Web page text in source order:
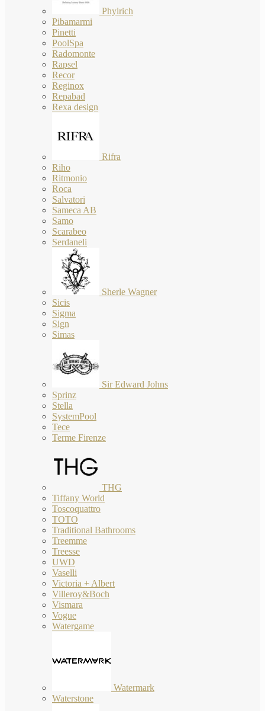
Phylrich
Pibamarmi
Pinetti
PoolSpa
Radomonte
Rapsel
Recor
Reginox
Repabad
Rexa design
Rifra
Riho
Ritmonio
Roca
Salvatori
Sameca AB
Samo
Scarabeo
Serdaneli
Sherle Wagner
Sicis
Sigma
Sign
Simas
Sir Edward Johns
Sprinz
Stella
SystemPool
Tece
Terme Firenze
THG
Tiffany World
Toscoquattro
TOTO
Traditional Bathrooms
Treemme
Treesse
UWD
Vaselli
Victoria + Albert
Villeroy&Boch
Vismara
Vogue
Watergame
Watermark
Waterstone